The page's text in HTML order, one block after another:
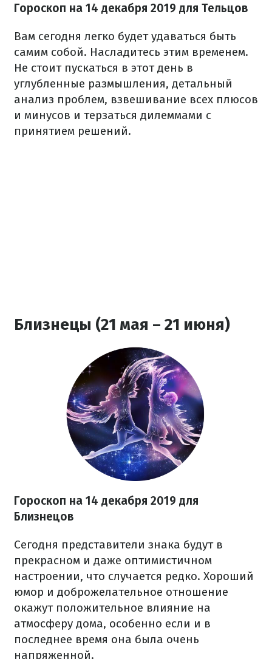
Гороскоп на 14 декабря 2019 для Тельцов
Вам сегодня легко будет удаваться быть
самим собой. Насладитесь этим временем.
Не стоит пускаться в этот день в
углубленные размышления, детальный
анализ проблем, взвешивание всех плюсов
и минусов и терзаться дилеммами с
принятием решений.
Близнецы (21 мая – 21 июня)
Гороскоп на 14 декабря 2019 для
Близнецов
Сегодня представители знака будут в
прекрасном и даже оптимистичном
настроении, что случается редко. Хороший
юмор и доброжелательное отношение
окажут положительное влияние на
атмосферу дома, особенно если и в
последнее время она была очень
напряженной.